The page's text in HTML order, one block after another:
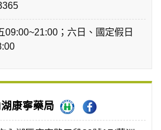
09:00~21:00；六日、國定假日
康寧藥局